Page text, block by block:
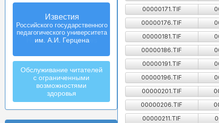
Известия
Российского государственного
педагогического университета
им. А.И. Герцена
Обслуживание читателей
с ограниченными
возможностями
здоровья
00000171.TIF
00000176.TIF
00000181.TIF
00000186.TIF
00000191.TIF
00000196.TIF
00000201.TIF
00000206.TIF
00000211.TIF